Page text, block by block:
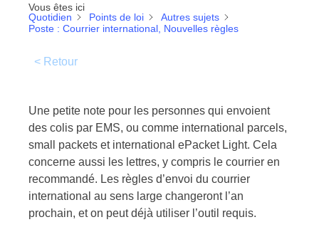
Vous êtes ici
Quotidien
Points de loi
Autres sujets
Poste : Courrier international, Nouvelles règles
< Retour
Une petite note pour les personnes qui envoient
des colis par EMS, ou comme international parcels,
small packets et international ePacket Light. Cela
concerne aussi les lettres, y compris le courrier en
recommandé. Les règles d’envoi du courrier
international au sens large changeront l’an
prochain, et on peut déjà utiliser l’outil requis.